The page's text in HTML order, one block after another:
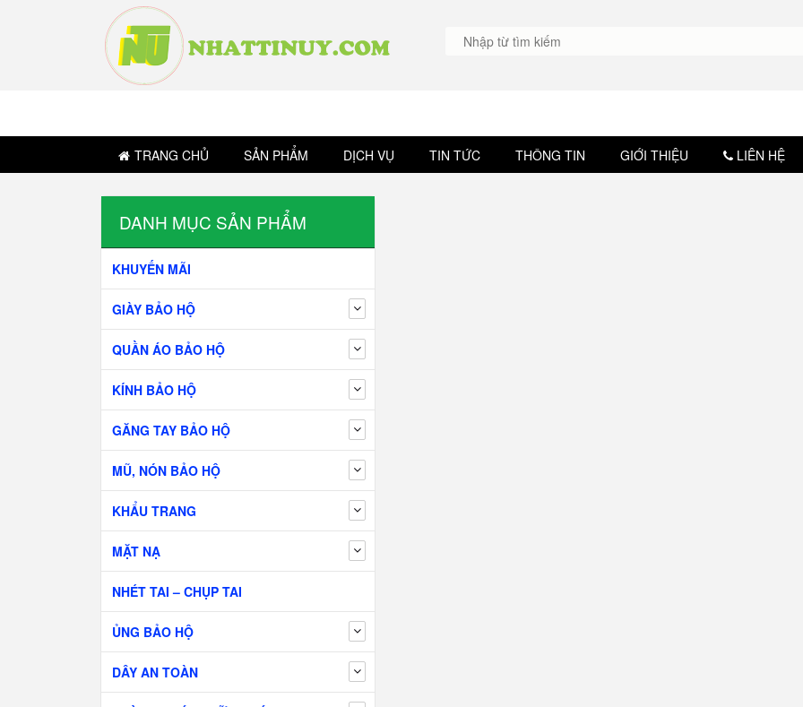
TRANG CHỦ SẢN PHẨM DỊCH VỤ TIN TỨC THÔNG TIN GIỚI THIỆU LIÊN HỆ
DANH MỤC SẢN PHẨM
KHUYẾN MÃI
GIÀY BẢO HỘ
QUẦN ÁO BẢO HỘ
KÍNH BẢO HỘ
GĂNG TAY BẢO HỘ
MŨ, NÓN BẢO HỘ
KHẨU TRANG
MẶT NẠ
NHÉT TAI – CHỤP TAI
ỦNG BẢO HỘ
DÂY AN TOÀN